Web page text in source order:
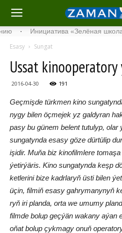
Инициатива «Зелёная школа» в
Esasy Sungat
Us­sat
2016-04-30 191
Geç­miş­de türk­men ki­no
ny­gy bi­len öç­me­jek yz gal­dy­ran
pa­sy bu gü­nem be­lent tu­tu­lyp,
sun­ga­tyn­da esa­sy gö­ze dür­tü­lip
işi­dir. Mu­ňa biz ki­no­film­le­re
ýe­tir­ýä­ris. Ki­no sun­ga­tyn­da keşp
ket­le­ri­ni bi­ze kadr­la­ryň üs­ti bi­len
üçin, fil­miň esa­sy gah­ry­ma­ny­nyň
ryň iri plan­da, or­ta we umu­my
film­de bo­lup geç­ýän wa­ka­ny aýan
oňat bo­lup çyk­ma­gy onuň